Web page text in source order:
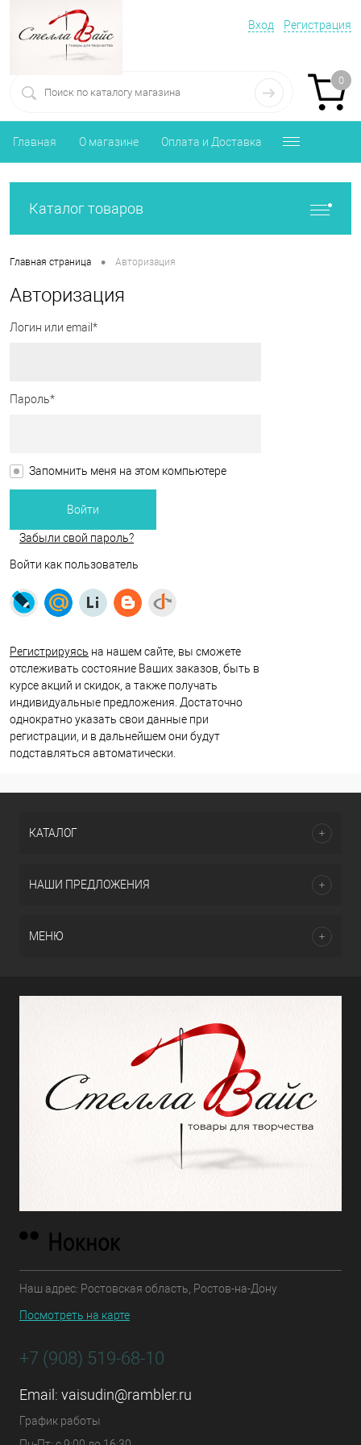
Вход Регистрация
0
Главная О магазине Оплата и Доставка
Каталог товаров
Главная страница • Авторизация
Авторизация
Логин или email*
Пароль*
Запомнить меня на этом компьютере
Забыли свой пароль?
Войти как пользователь
Регистрируясь на нашем сайте, вы сможете
отслеживать состояние Ваших заказов, быть в
курсе акций и скидок, а также получать
индивидуальные предложения. Достаточно
однократно указать свои данные при
регистрации, и в дальнейшем они будут
подставляться автоматически.
КАТАЛОГ
НАШИ ПРЕДЛОЖЕНИЯ
МЕНЮ
Наш адрес: Ростовская область, Ростов-на-Дону
Посмотреть на карте
+7 (908) 519-68-10
Email: vaisudin@rambler.ru
График работы